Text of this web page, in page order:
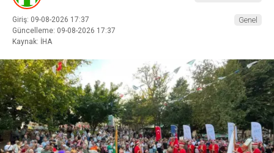
Giriş: 09-08-2026 17:37
Güncelleme: 09-08-2026 17:37
Kaynak: İHA
Genel